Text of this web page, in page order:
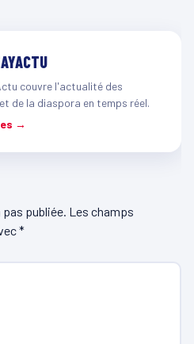
couvre l'actualité des
de la diaspora en temps réel.
→
publiée. Les champs
*